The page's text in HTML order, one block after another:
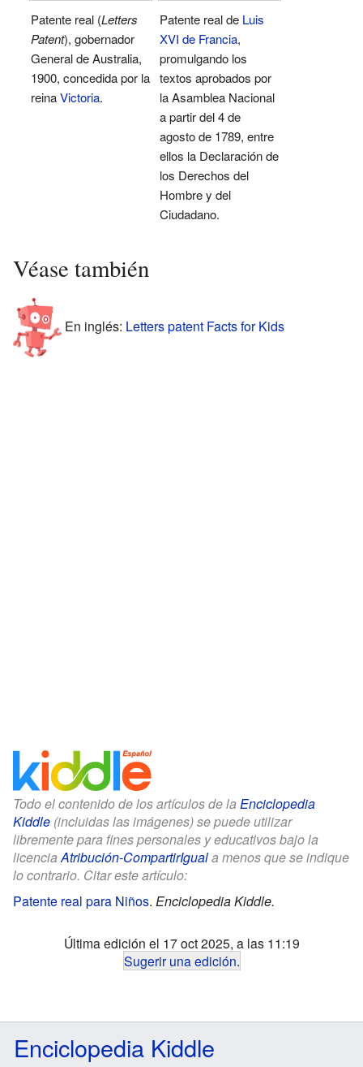
Patente real (Letters
Patent), gobernador
General de Australia,
1900, concedida por la
reinaVictoria.
Patente real de Luis
XVI de Francia,
promulgando los
textos aprobados por
la Asamblea Nacional
a partir del 4 de
agosto de 1789, entre
ellos la Declaración de
los Derechos del
Hombre y del
Ciudadano.
Véase también
En inglés: Letters patent Facts for Kids
Todo el contenido de los artículos de la Enciclopedia
Kiddle (incluidas las imágenes) se puede utilizar
libremente para fines personales y educativos bajo la
licenciaAtribución-CompartirIguala menos que se indique
lo contrario. Citar este artículo:
Patente real para Niños. Enciclopedia Kiddle.
Última edición el 17 oct 2025, a las 11:19
Sugerir una edición.
Enciclopedia Kiddle